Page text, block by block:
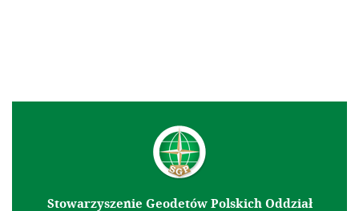
Stowarzyszenie Geodetów Polskich Oddział